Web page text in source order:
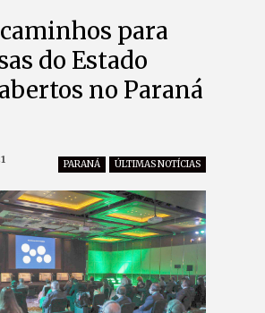
para
do Estado
no Paraná
PARANÁ ÚLTIMAS NOTÍCIAS